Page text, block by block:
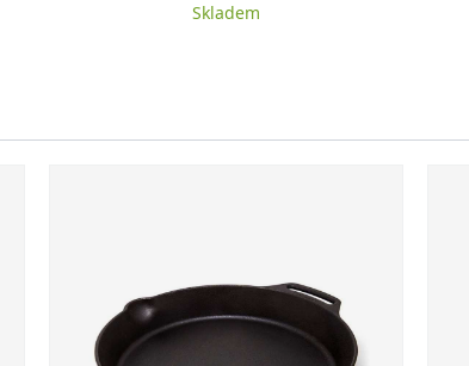
Skladem